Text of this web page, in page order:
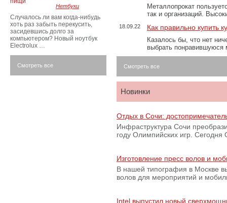
Металлопрокат
так и организаций.
18.09.22 Как правильно купить
Казалось бы, что нет
выбрать
Смотреть все
Новинки
Отдых в Сочи:
Инфраструктура Сочи
году Олимпийских игр.
Изготовление пресс волов и
В нашей типография в Москве
волов для мероприятий и
Intel выпустил новый
Нетбуки
Случалось ли вам когда-нибудь
хоть раз забыть перекусить,
засидевшись долго за
компьютером? Новый ноутбук
Electrolux …
Смотреть все